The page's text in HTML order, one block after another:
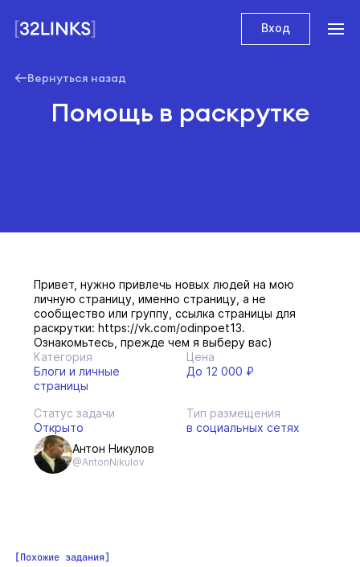
Вход
Вернуться назад
Помощь в раскрутке
Привет, нужно привлечь новых людей на мою
личную страницу, именно страницу, а не
сообщество или группу, ссылка страницы для
раскрутки: https://vk.com/odinpoet13.
Ознакомьтесь, прежде чем я выберу вас)
Категория
Блоги и личные
страницы
Цена
До 12 000 ₽
Статус задачи
Открыто
Тип размещения
в социальных сетях
Антон Никулов
@AntonNikulov
Похожие задания